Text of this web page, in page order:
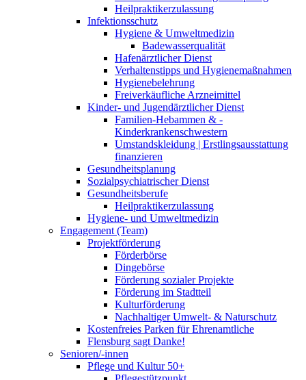
Heilpraktikerzulassung
Infektionsschutz
Hygiene & Umweltmedizin
Badewasserqualität
Hafenärztlicher Dienst
Verhaltenstipps und Hygienemaßnahmen
Hygienebelehrung
Freiverkäufliche Arzneimittel
Kinder- und Jugendärztlicher Dienst
Familien-Hebammen & -
Kinderkrankenschwestern
Umstandskleidung | Erstlingsausstattung
finanzieren
Gesundheitsplanung
Sozialpsychiatrischer Dienst
Gesundheitsberufe
Heilpraktikerzulassung
Hygiene- und Umweltmedizin
Engagement (Team)
Projektförderung
Förderbörse
Dingebörse
Förderung sozialer Projekte
Förderung im Stadtteil
Kulturförderung
Nachhaltiger Umwelt- & Naturschutz
Kostenfreies Parken für Ehrenamtliche
Flensburg sagt Danke!
Senioren/-innen
Pflege und Kultur 50+